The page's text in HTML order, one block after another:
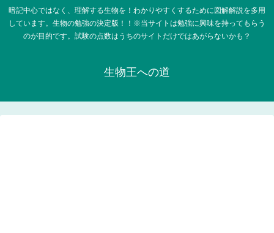
暗記中心ではなく、理解する生物を！わかりやすくするために図解解説を多用
しています。生物の勉強の決定版！！※当サイトは勉強に興味を持ってもらう
のが目的です。試験の点数はうちのサイトだけではあがらないかも？
生物王への道